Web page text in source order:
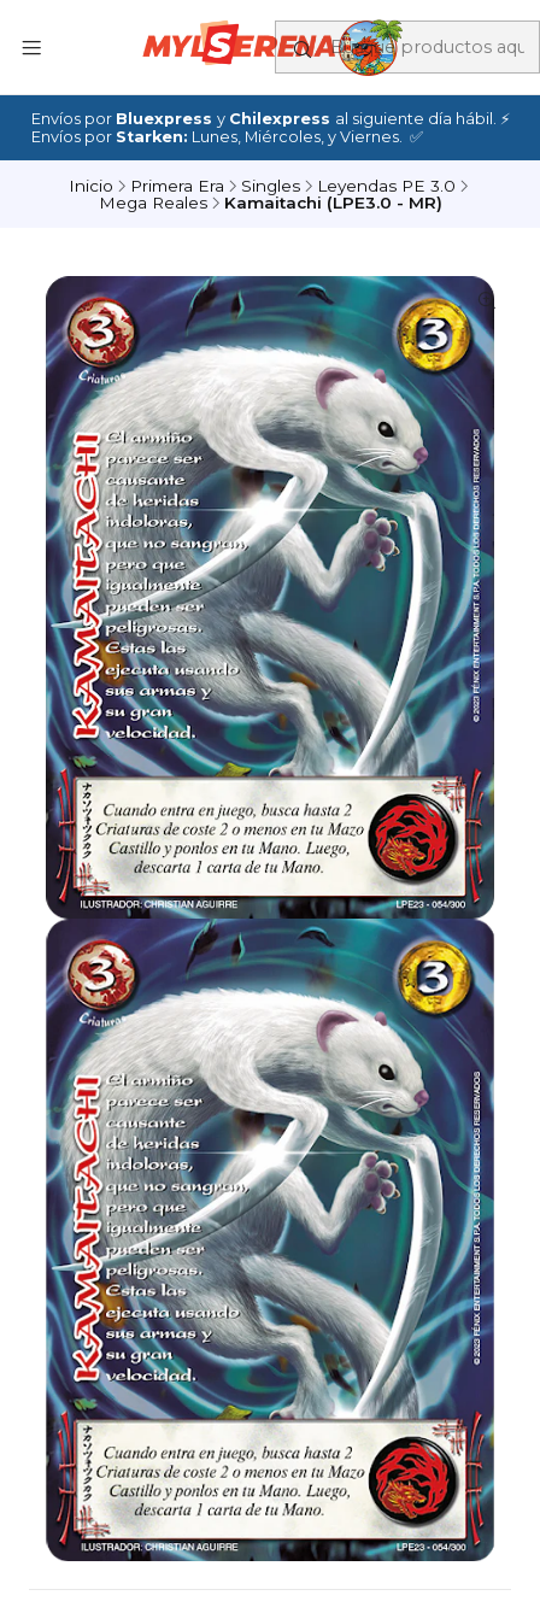
Envíos por Bluexpress y Chilexpress al siguiente día hábil. ⚡
Envíos por Starken: Lunes, Miércoles, y Viernes. ✅
Inicio Primera Era Singles
Leyendas PE 3.0
Mega Reales
Kamaitachi (LPE3.0 - MR)